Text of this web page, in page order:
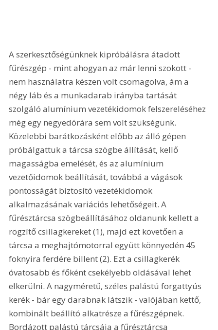
A szerkesztőségünknek kipróbálásra átadott
fűrészgép - mint ahogyan az már lenni szokott -
nem használatra készen volt csomagolva, ám a
négy láb és a munkadarab irányba tartását
szolgáló alumínium vezetékidomok felszereléséhez
még egy negyedórára sem volt szükségünk.
Közelebbi barátkozásként előbb az álló gépen
próbálgattuk a tárcsa szögbe állítását, kellő
magasságba emelését, és az alumínium
vezetőidomok beállítását, továbbá a vágások
pontosságát biztosító vezetékidomok
alkalmazásának variációs lehetőségeit. A
fűrésztárcsa szögbeállításához oldanunk kellett a
rögzítő csillagkereket (1), majd ezt követően a
tárcsa a meghajtómotorral együtt könnyedén 45
foknyira ferdére billent (2). Ezt a csillagkerék
óvatosabb és főként csekélyebb oldásával lehet
elkerülni. A nagyméretű, széles palástú forgattyús
kerék - bár egy darabnak látszik - valójában kettő,
kombinált beállító alkatrésze a fűrészgépnek.
Bordázott palástú tárcsája a fűrésztárcsa